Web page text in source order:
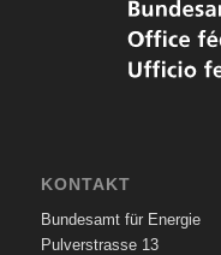
KONTAKT
Bundesamt für Energie
Pulverstrasse 13